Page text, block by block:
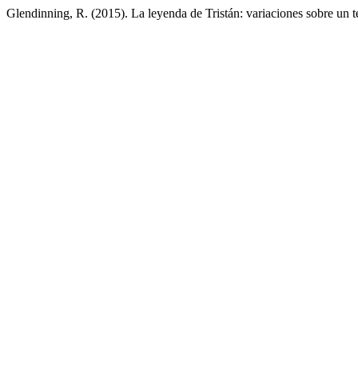
Glendinning, R. (2015). La leyenda de Tristán: variaciones sobre un